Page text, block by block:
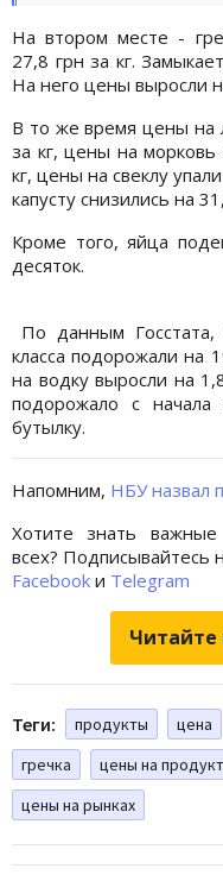
На втором месте -
27,8 грн за кг.
На него цены выросли
В то же время цены на
за кг, цены на
кг, цены на свеклу
капусту снизились на
Кроме того, яйца
десяток.
По данным
класса подорожали на
на водку выросли на
подорожало с
бутылку.
Напомним, НБУ назвал
Хотите знать
всех? Подписывайтесь
Facebook и Telegram
Читайте
Теги: продукты цена
гречка
цены на
цены на рынках